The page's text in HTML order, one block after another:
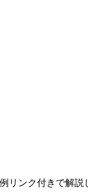
リンク付きで解説